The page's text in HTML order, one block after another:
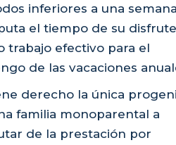
inferiores a una
el tiempo de su disfrute
trabajo efectivo para el
de las vacaciones
derecho la única
familia monoparental a
de la prestación por